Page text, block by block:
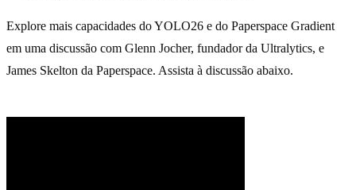
Explore mais capacidades do YOLO26 e do Paperspace Gradient
em uma discussão com Glenn Jocher, fundador da Ultralytics, e
James Skelton da Paperspace. Assista à discussão abaixo.